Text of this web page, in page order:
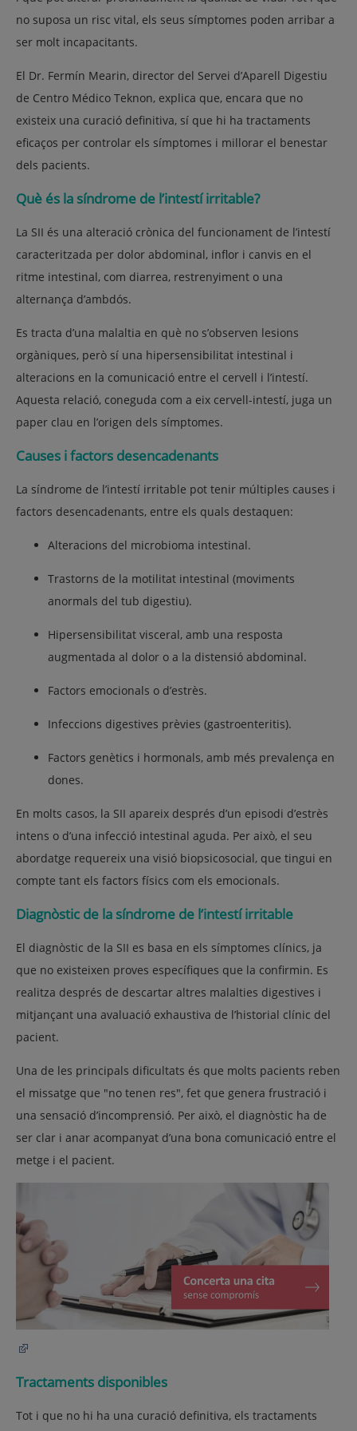
no suposa un risc vital, els seus símptomes poden arribar a
ser molt incapacitants.
El Dr. Fermín Mearin, director del Servei d’Aparell Digestiu
de Centro Médico Teknon, explica que, encara que no
existeix una curació definitiva, sí que hi ha tractaments
eficaços per controlar els símptomes i millorar el benestar
dels pacients.
Què és la síndrome de l’intestí irritable?
La SII és una alteració crònica del funcionament de l’intestí
caracteritzada per dolor abdominal, inflor i canvis en el
ritme intestinal, com diarrea, restrenyiment o una
alternança d’ambdós.
Es tracta d’una malaltia en què no s’observen lesions
orgàniques, però sí una hipersensibilitat intestinal i
alteracions en la comunicació entre el cervell i l’intestí.
Aquesta relació, coneguda com a eix cervell-intestí, juga un
paper clau en l’origen dels símptomes.
Causes i factors desencadenants
La síndrome de l’intestí irritable pot tenir múltiples causes i
factors desencadenants, entre els quals destaquen:
Alteracions del microbioma intestinal.
Trastorns de la motilitat intestinal (moviments
anormals del tub digestiu).
Hipersensibilitat visceral, amb una resposta
augmentada al dolor o a la distensió abdominal.
Factors emocionals o d’estrès.
Infeccions digestives prèvies (gastroenteritis).
Factors genètics i hormonals, amb més prevalença en
dones.
En molts casos, la SII apareix després d’un episodi d’estrès
intens o d’una infecció intestinal aguda. Per això, el seu
abordatge requereix una visió biopsicosocial, que tingui en
compte tant els factors físics com els emocionals.
Diagnòstic de la síndrome de l’intestí irritable
El diagnòstic de la SII es basa en els símptomes clínics, ja
que no existeixen proves específiques que la confirmin. Es
realitza després de descartar altres malalties digestives i
mitjançant una avaluació exhaustiva de l’historial clínic del
pacient.
Una de les principals dificultats és que molts pacients reben
el missatge que "no tenen res", fet que genera frustració i
una sensació d’incomprensió. Per això, el diagnòstic ha de
ser clar i anar acompanyat d’una bona comunicació entre el
metge i el pacient.
Tractaments disponibles
Tot i que no hi ha una curació definitiva, els tractaments